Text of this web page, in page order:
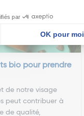
bio pour prendre
de notre visage
peut contribuer à
de qualité,